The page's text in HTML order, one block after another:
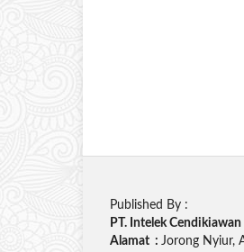
Published By :
PT. Intelek
Alamat : Jorong Nyiur,